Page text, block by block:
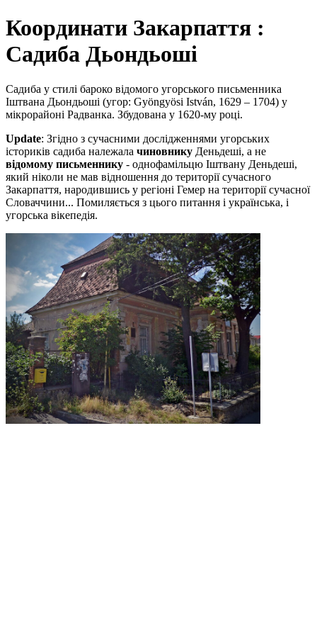
Координати Закарпаття :
Садиба Дьондьоші
Садиба у стилі бароко відомого угорського письменника
Іштвана Дьондьоші (угор: Gyöngyösi István, 1629 – 1704) у
мікрорайоні Радванка. Збудована у 1620-му році.
Update: Згідно з сучасними дослідженнями угорських
істориків садиба належала чиновнику Деньдеші, а не
відомому письменнику - однофамільцю Іштвану Деньдеші,
який ніколи не мав відношення до території сучасного
Закарпаття, народившись у регіоні Гемер на території сучасної
Словаччини... Помиляється з цього питання і українська, і
угорська вікепедія.